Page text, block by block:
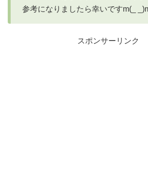
参考になりましたら幸いですm(_
スポンサーリンク